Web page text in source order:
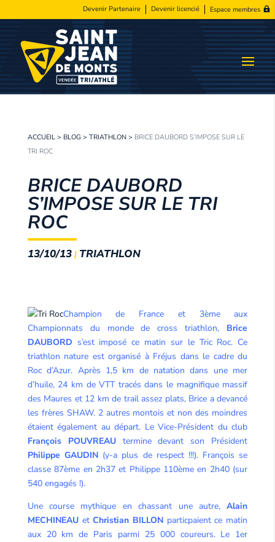
Devenir Partenaire Devenir licencié Espace membres
ACCUEIL> BLOG > TRIATHLON> BRICE DAUBORD S’IMPOSE SUR LE
TRI ROC
BRICE DAUBORD
S’IMPOSE SUR LE TRI
ROC
13/10/13| TRIATHLON
Champion de France et 3ème aux
Championnats du monde de cross triathlon, Brice
DAUBORD s’est imposé ce matin sur le Tric Roc. Ce
triathlon nature est organisé à Fréjus dans le cadre du
Roc d’Azur. Après 1,5 km de natation dans une mer
d’huile, 24 km de VTT tracés dans le magnifique massif
des Maures et 12 km de trail assez plats, Brice a devancé
les frères SHAW. 2 autres montois et non des moindres
étaient également au départ. Le Vice-Président du club
François POUVREAUtermine devant son Président
Philippe GAUDIN(y-a plus de respect !!!). François se
classe 87ème en 2h37 et Philippe 110ème en 2h40 (sur
540 engagés !).
Une course mythique en chassant une autre,Alain
MECHINEAUetChristian BILLON particpaient ce matin
aux 20 km de Paris parmi 25 000 coureurs. Le 1er